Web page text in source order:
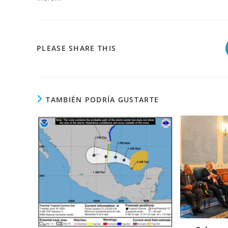
PLEASE SHARE THIS
TAMBIÉN PODRÍA GUSTARTE